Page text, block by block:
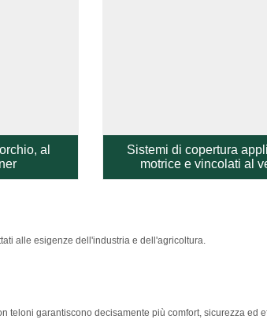
al
Sistemi di copertura
motrice e vincolati al
alle esigenze dell'industria e dell'agricoltura.
teloni garantiscono decisamente più comfort, sicurezza ed